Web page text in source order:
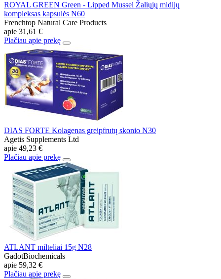
ROYAL GREEN Green - Lipped Mussel Žaliųjų midijų
kompleksas kapsulės N60
Frenchtop Natural Care Products
apie 31,61 €
Plačiau apie prekę
DIAS FORTE Kolagenas greipfrutų skonio N30
Agetis Supplements Ltd
apie 49,23 €
Plačiau apie prekę
ATLANT milteliai 15g N28
GadotBiochemicals
apie 59,32 €
Plačiau apie prekę